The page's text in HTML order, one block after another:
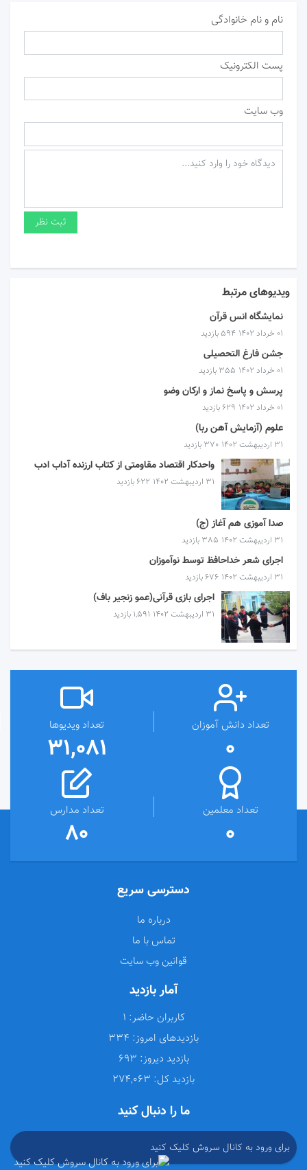
نام و نام خانوادگی
پست الکترونیک
وب سایت
ویدیوهای مرتبط
نمایشگاه انس قرآن
۰۱ خرداد ۱۴۰۲ 594 بازدید
جشن فارغ التحصیلی
۰۱ خرداد ۱۴۰۲ 355 بازدید
پرسش و پاسخ نماز و ارکان وضو
۰۱ خرداد ۱۴۰۲ 629 بازدید
علوم (آزمایش آهن ربا)
۳۱ اردیبهشت ۱۴۰۲ 370 بازدید
واحدکار اقتصاد مقاومتی از کتاب ارزنده آداب ادب
۳۱ اردیبهشت ۱۴۰۲ 622 بازدید
صدا آموزی هم آغاز (ج)
۳۱ اردیبهشت ۱۴۰۲ 385 بازدید
اجرای شعر خداحافظ توسط نوآموزان
۳۱ اردیبهشت ۱۴۰۲ 676 بازدید
اجرای بازی قرآنی(عمو زنجیر باف)
۳۱ اردیبهشت ۱۴۰۲ 1,591 بازدید
تعداد دانش آموزان
0
تعداد ویدیوها
31,081
تعداد معلمین
0
تعداد مدارس
80
دسترسی سریع
درباره ما
تماس با ما
قوانین وب سایت
آمار بازدید
کاربران حاضر:
بازدیدهای امروز:
بازدید دیروز:
بازدید کل:
ما را دنبال کنید
برای ورود به کانال سروش کلیک کنید